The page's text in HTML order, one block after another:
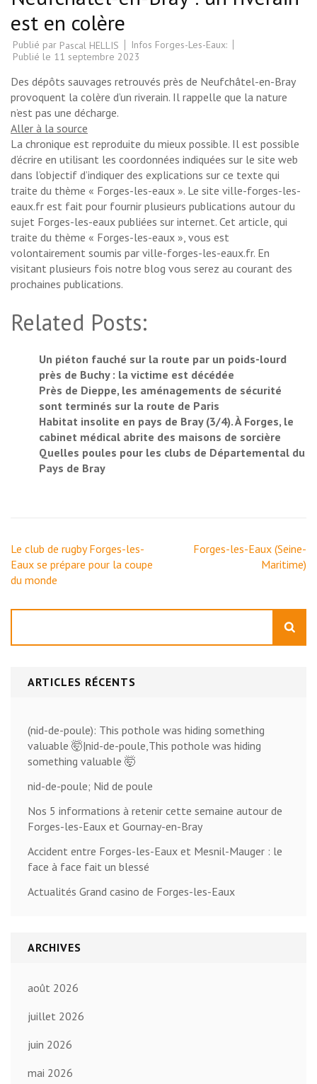
est en colère
Publié par Pascal HELLIS
Infos Forges-Les-Eaux:
Publié le 11 septembre 2023
Des dépôts sauvages retrouvés près de Neufchâtel-en-Bray
provoquent la colère d’un riverain. Il rappelle que la nature
n’est pas une décharge.
Aller à la source
La chronique est reproduite du mieux possible. Il est possible
d’écrire en utilisant les coordonnées indiquées sur le site web
dans l’objectif d’indiquer des explications sur ce texte qui
traite du thème « Forges-les-eaux ». Le site ville-forges-les-
eaux.fr est fait pour fournir plusieurs publications autour du
sujet Forges-les-eaux publiées sur internet. Cet article, qui
traite du thème « Forges-les-eaux », vous est
volontairement soumis par ville-forges-les-eaux.fr. En
visitant plusieurs fois notre blog vous serez au courant des
prochaines publications.
Related Posts:
Un piéton fauché sur la route par un poids-lourd
près de Buchy : la victime est décédée
Près de Dieppe, les aménagements de sécurité
sont terminés sur la route de Paris
Habitat insolite en pays de Bray (3/4). À Forges, le
cabinet médical abrite des maisons de sorcière
Quelles poules pour les clubs de Départemental du
Pays de Bray
Navigation
de
l’article
Le club de rugby Forges-les-
Eaux se prépare pour la coupe
du monde
Forges-les-Eaux (Seine-
Maritime)
ARTICLES RÉCENTS
(nid-de-poule): This pothole was hiding something
valuable 🤯|nid-de-poule,This pothole was hiding
something valuable 🤯
nid-de-poule; Nid de poule
Nos 5 informations à retenir cette semaine autour de
Forges-les-Eaux et Gournay-en-Bray
Accident entre Forges-les-Eaux et Mesnil-Mauger : le
face à face fait un blessé
Actualités Grand casino de Forges-les-Eaux
ARCHIVES
août 2026
juillet 2026
juin 2026
mai 2026